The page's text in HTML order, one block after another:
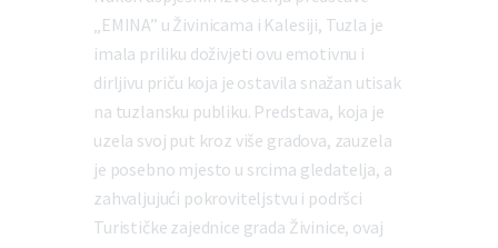
„EMINA” u Živinicama i Kalesiji, Tuzla je
imala priliku doživjeti ovu emotivnu i
dirljivu priču koja je ostavila snažan utisak
na tuzlansku publiku. Predstava, koja je
uzela svoj put kroz više gradova, zauzela
je posebno mjesto u srcima gledatelja, a
zahvaljujući pokroviteljstvu i podršci
Turističke zajednice grada Živinice, ovaj